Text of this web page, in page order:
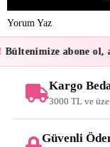
Yorum Yaz
abone ol,
Kargo
3000 TL ve
Güvenli